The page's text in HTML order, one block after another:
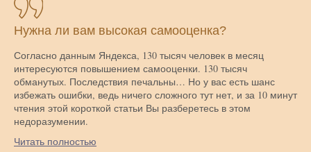
Нужна ли вам высокая самооценка?
Согласно данным Яндекса, 130 тысяч человек в месяц
интересуются повышением самооценки. 130 тысяч
обманутых. Последствия печальны… Но у вас есть шанс
избежать ошибки, ведь ничего сложного тут нет, и за 10 минут
чтения этой короткой статьи Вы разберетесь в этом
недоразумении.
Читать полностью